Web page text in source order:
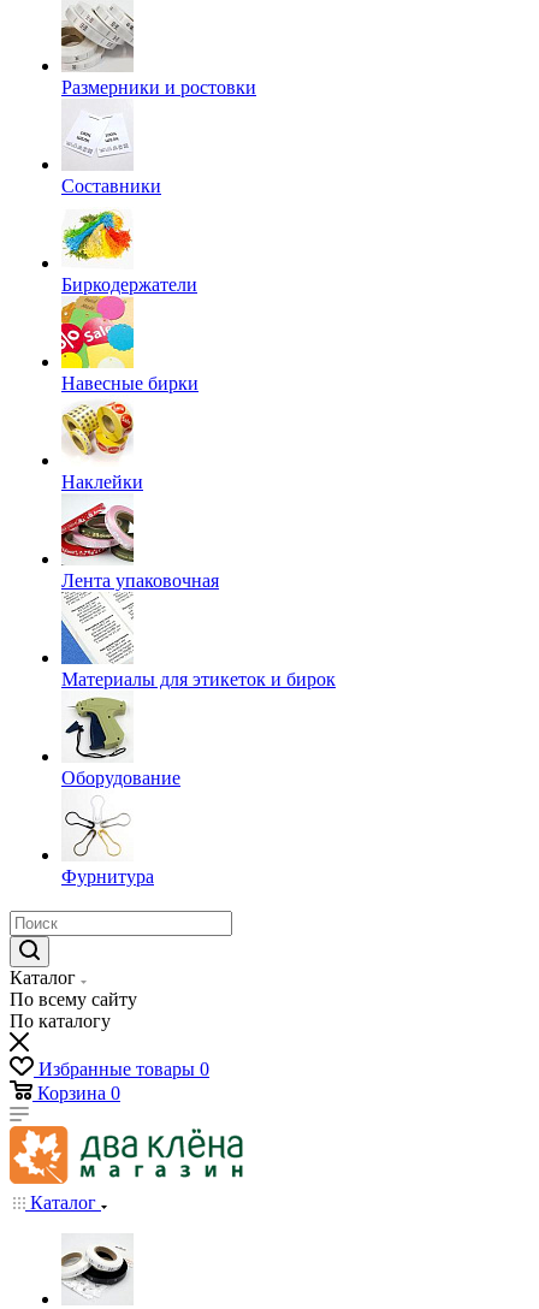
Размерники и ростовки
Составники
Биркодержатели
Навесные бирки
Наклейки
Лента упаковочная
Материалы для этикеток и бирок
Оборудование
Фурнитура
Каталог
По всему сайту
По каталогу
Избранные товары 0
Корзина 0
Каталог